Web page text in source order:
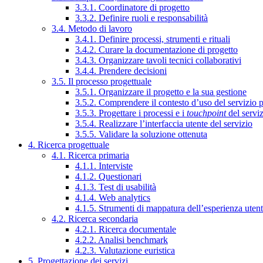
3.3.1. Coordinatore di progetto
3.3.2. Definire ruoli e responsabilità
3.4. Metodo di lavoro
3.4.1. Definire processi, strumenti e rituali
3.4.2. Curare la documentazione di progetto
3.4.3. Organizzare tavoli tecnici collaborativi
3.4.4. Prendere decisioni
3.5. Il processo progettuale
3.5.1. Organizzare il progetto e la sua gestione
3.5.2. Comprendere il contesto d’uso del servizio
3.5.3. Progettare i processi e i touchpointdel
3.5.4. Realizzare l’interfaccia utente del servizio
3.5.5. Validare la soluzione ottenuta
4. Ricerca progettuale
4.1. Ricerca primaria
4.1.1. Interviste
4.1.2. Questionari
4.1.3. Test di usabilità
4.1.4. Web analytics
4.1.5. Strumenti di mappatura dell’esperienza
4.2. Ricerca secondaria
4.2.1. Ricerca documentale
4.2.2. Analisi benchmark
4.2.3. Valutazione euristica
5. Progettazione dei servizi